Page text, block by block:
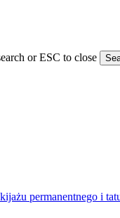
or ESC to close
permanentnego i